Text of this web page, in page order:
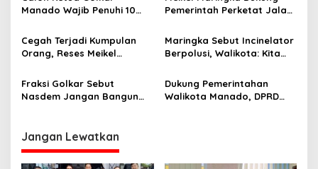
p
s
Manado Wajib Penuhi 10
Pemerintah Perketat Jalan
Cegah Terjadi Kumpulan
Orang, Reses Meikel
Kelurahan
Maringka Sebut Incinelator
Berpolusi, Walikota: Kita
Fraksi Golkar Sebut
Nasdem Jangan Bangun
Dukung Pemerintahan
Walikota Manado, DPRD
Jangan Lewatkan